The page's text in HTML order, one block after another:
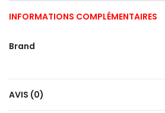
INFORMATIONS COMPLÉMENTAIRES
Brand
AVIS (0)